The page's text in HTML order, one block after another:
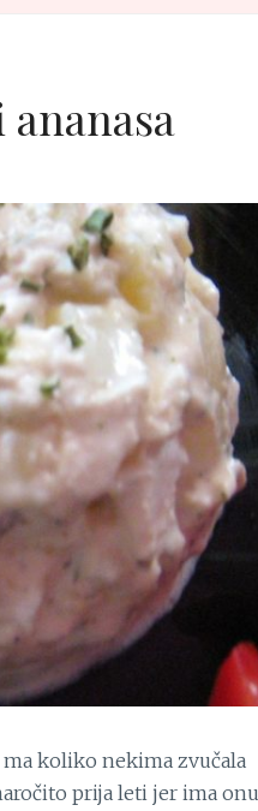
koliko nekima zvučala
prija leti jer ima onu